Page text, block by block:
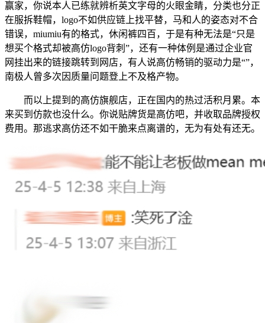
赢家，你说本人已练就辨析英文字母的火眼金睛，分类也分正
在服拆鞋帽，logo不如供应链上找平替，马和人的姿态对不合
错误，miumiu有的格式，休闲裤四百，于是有种无法是“只是
想买个格式却被高仿logo背刺”，还有一种体例是通过企业官
网挂出来的链接跳转到网店，有人说高仿畅销的驱动力是“”，
南极人曾多次因质量问题登上不及格产物。
而以上提到的高仿旗舰店，正在国内的热过活积月累。本
来买到仿款也没什么。你说贴牌货是高仿吧，并收取品牌授权
费用。那逃求高仿还不如干脆来点离谱的，无为有处有还无。